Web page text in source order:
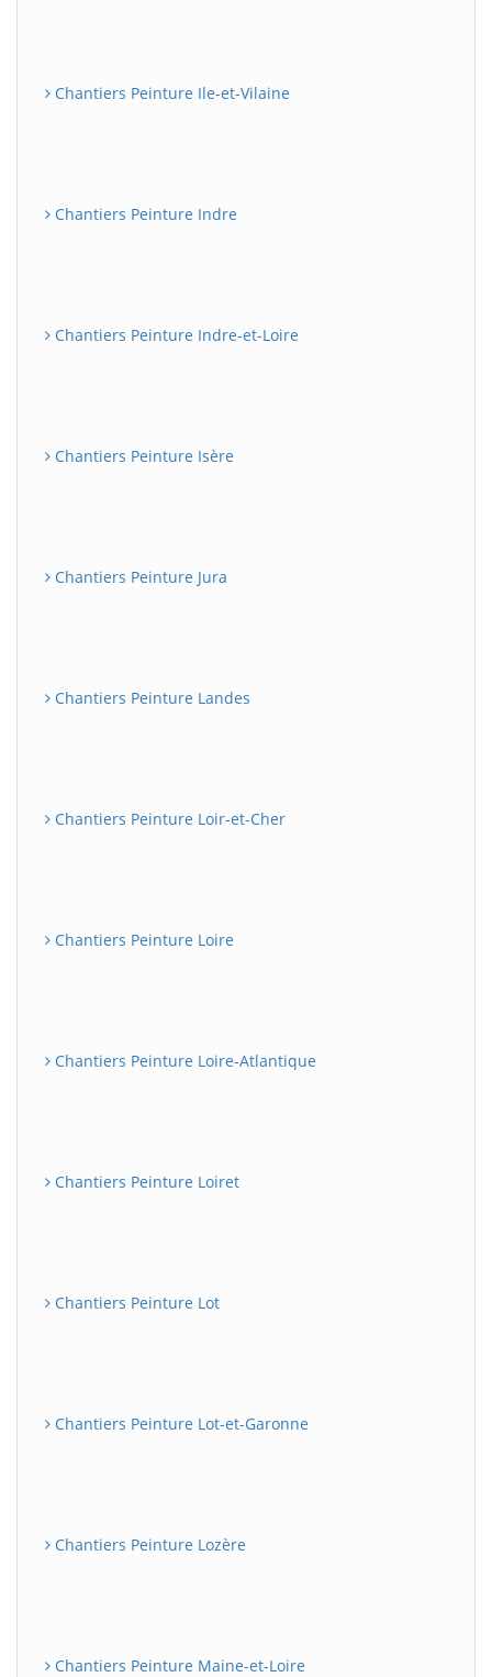
Chantiers Peinture Ile-et-Vilaine
Chantiers Peinture Indre
Chantiers Peinture Indre-et-Loire
Chantiers Peinture Isère
Chantiers Peinture Jura
Chantiers Peinture Landes
Chantiers Peinture Loir-et-Cher
Chantiers Peinture Loire
Chantiers Peinture Loire-Atlantique
Chantiers Peinture Loiret
Chantiers Peinture Lot
Chantiers Peinture Lot-et-Garonne
Chantiers Peinture Lozère
Chantiers Peinture Maine-et-Loire